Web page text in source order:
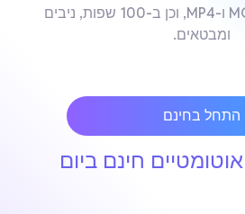
MOV, FLV, WMV, QT ו-MP4, וכן ב-100 שפות, ניבים
ומבטאים.
התחל בחינם